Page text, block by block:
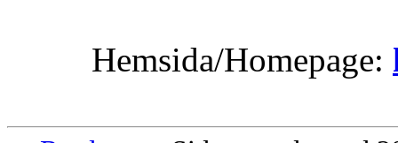
Hemsida/Homepage: